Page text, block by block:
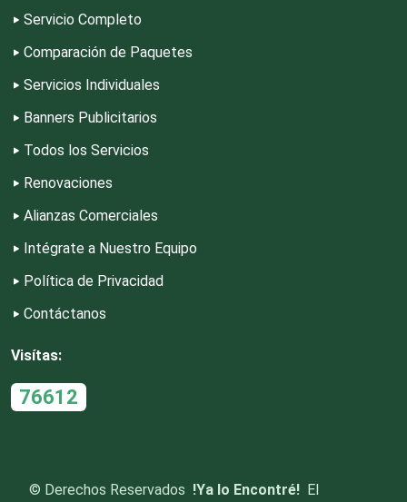
Desarrollo de Software
Desperdicios Industriales
Editores
Electrodomésticos
Servicio Completo
Comparación de Paquetes
Servicios Individuales
Banners Publicitarios
Todos los Servicios
Renovaciones
Alianzas Comerciales
Intégrate a Nuestro Equipo
Política de Privacidad
Contáctanos
Visítas:
76612
© Derechos Reservados !Ya lo Encontré! El